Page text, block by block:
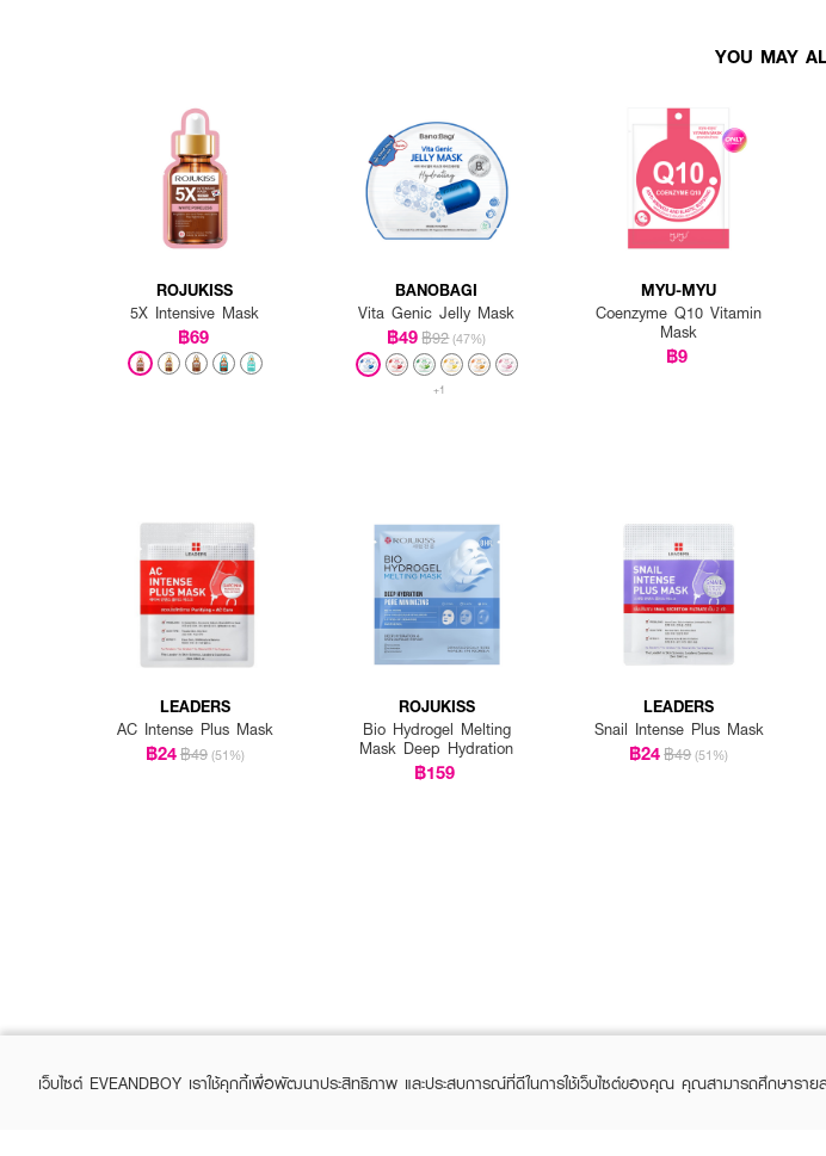
YOU MAY
ROJUKISS
5X Intensive Mask
฿69
BANOBAGI
Vita Genic Jelly Mask
฿49฿92 (47%)
+1
MYU-MYU
Coenzyme Q10 Vitamin
Mask
฿9
LEADERS
AC Intense Plus Mask
฿24฿49 (51%)
ROJUKISS
Bio Hydrogel Melting
Mask Deep Hydration
฿159
LEADERS
Snail Intense Plus Mask
฿24฿49 (51%)
เว็บไซต์ EVEANDBOY เราใช้คุกกี้เพื่อพัฒนาประสิทธิภาพ และประสบการณ์ที่ดีในการใช้เว็บไซต์ของคุณ คุณสามารถศึกษารายล